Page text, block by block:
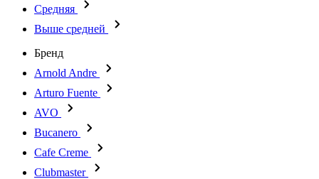
Средняя
Выше средней
Бренд
Arnold Andre
Arturo Fuente
AVO
Bucanero
Cafe Creme
Clubmaster